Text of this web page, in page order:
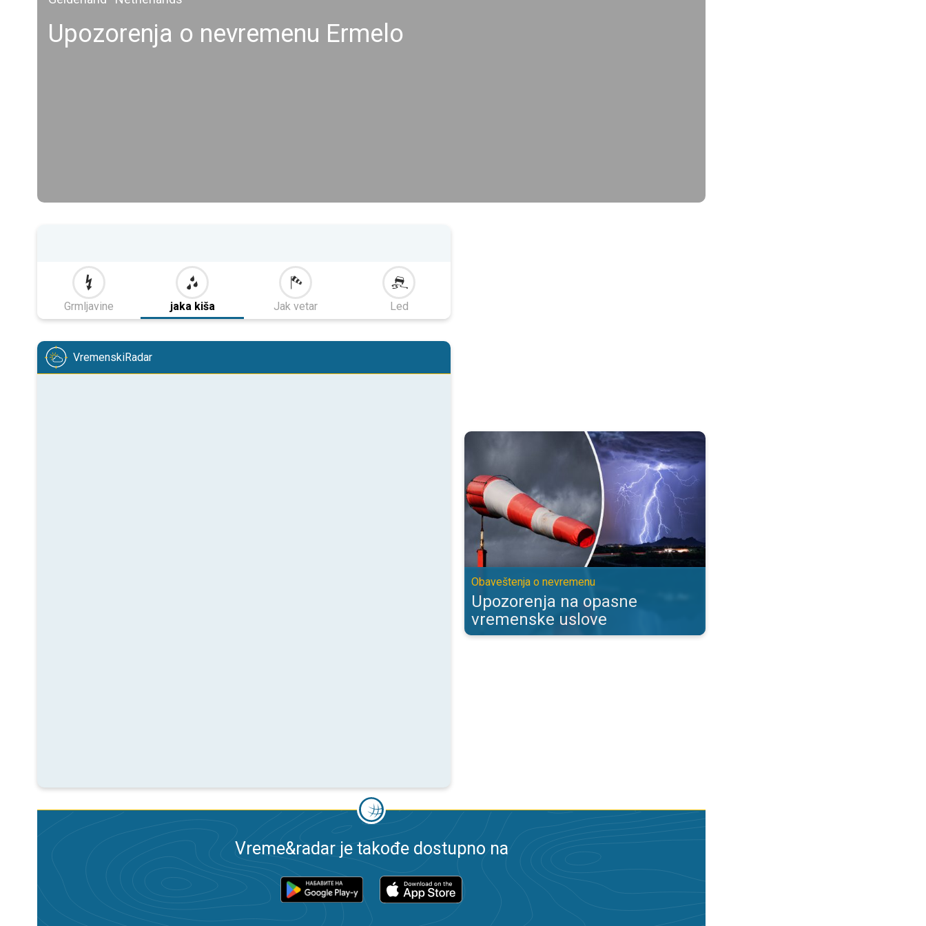
Upozorenja o nevremenu Ermelo
Grmljavine jaka kiša Jak vetar Led
VremenskiRadar
Upozorenja na opasne vremenske uslove. Obaveštenja o nevremenu. . .
Obaveštenja o nevremenu
Upozorenja na opasne
vremenske uslove
Vreme&radar je takođe dostupno na